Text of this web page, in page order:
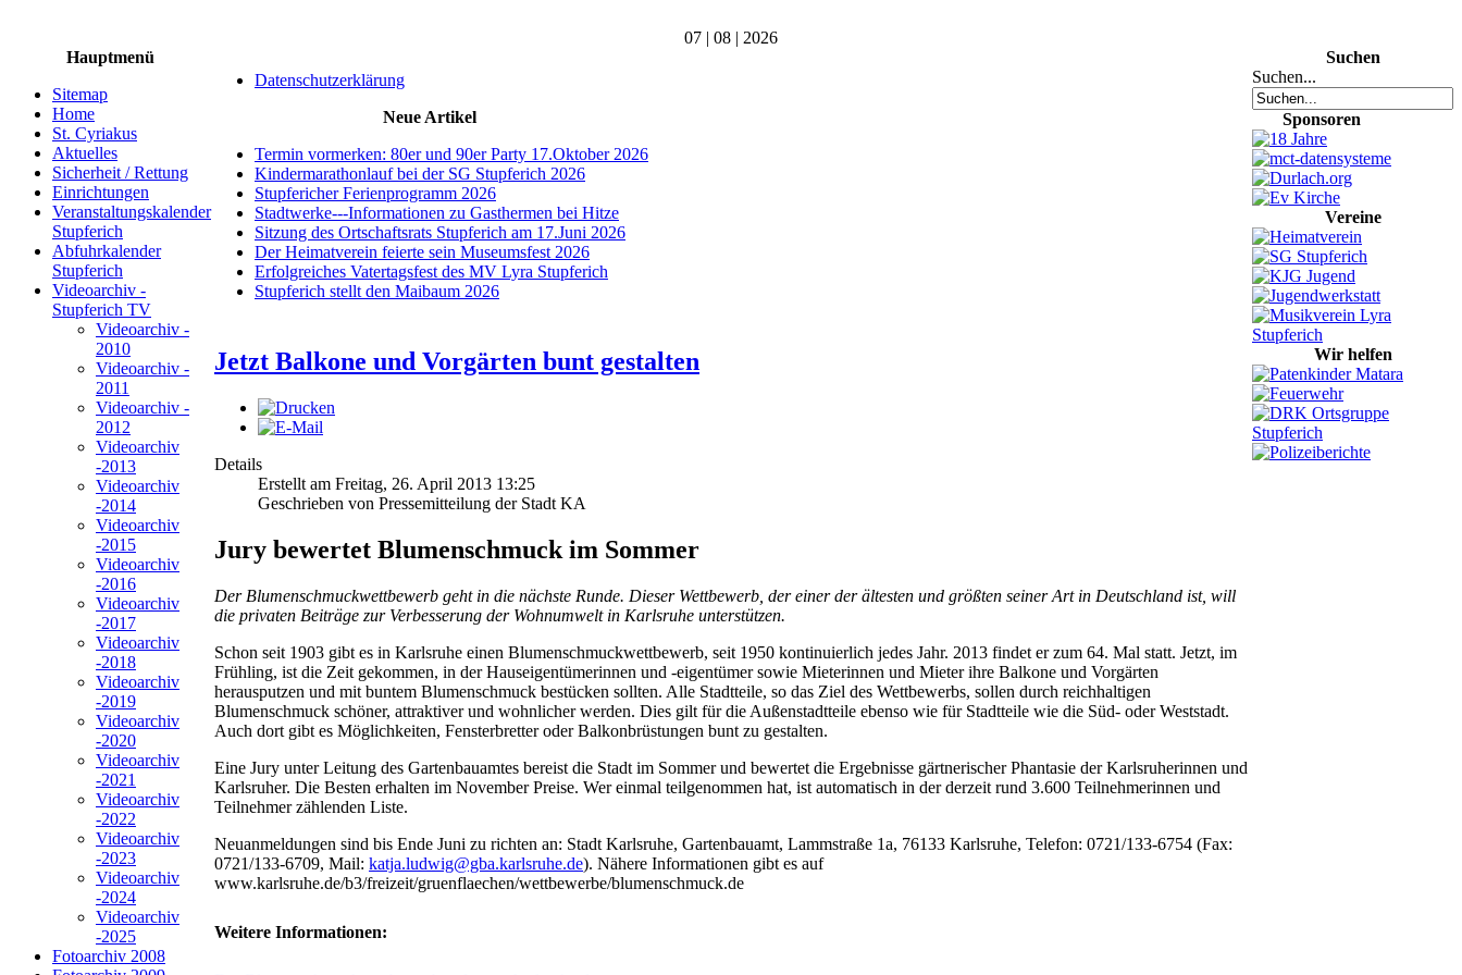
07 | 08 | 2026
Hauptmenü
Sitemap
Home
St. Cyriakus
Aktuelles
Sicherheit / Rettung
Einrichtungen
Veranstaltungskalender
Stupferich
Abfuhrkalender
Stupferich
Videoarchiv -
Stupferich TV
Videoarchiv -
2010
Videoarchiv -
2011
Videoarchiv -
2012
Videoarchiv
-2013
Videoarchiv
-2014
Videoarchiv
-2015
Videoarchiv
-2016
Videoarchiv
-2017
Videoarchiv
-2018
Videoarchiv
-2019
Videoarchiv
-2020
Videoarchiv
-2021
Videoarchiv
-2022
Videoarchiv
-2023
Videoarchiv
-2024
Videoarchiv
-2025
Fotoarchiv 2008
Datenschutzerklärung
Neue Artikel
Termin vormerken: 80er und 90er Party 17.Oktober 2026
Kindermarathonlauf bei der SG Stupferich 2026
Stupfericher Ferienprogramm 2026
Stadtwerke---Informationen zu Gasthermen bei Hitze
Sitzung des Ortschaftsrats Stupferich am 17.Juni 2026
Der Heimatverein feierte sein Museumsfest 2026
Erfolgreiches Vatertagsfest des MV Lyra Stupferich
Stupferich stellt den Maibaum 2026
Jetzt Balkone und Vorgärten bunt gestalten
Details
Erstellt am Freitag, 26. April 2013 13:25
Geschrieben von Pressemitteilung der Stadt KA
Jury bewertet Blumenschmuck im Sommer
Der Blumenschmuckwettbewerb geht in die nächste Runde. Dieser Wettbewerb, der einer der ältesten und größten seiner Art in Deutschland ist, will
die privaten Beiträge zur Verbesserung der Wohnumwelt in Karlsruhe unterstützen.
Schon seit 1903 gibt es in Karlsruhe einen Blumenschmuckwettbewerb, seit 1950 kontinuierlich jedes Jahr. 2013 findet er zum 64. Mal statt. Jetzt, im
Frühling, ist die Zeit gekommen, in der Hauseigentümerinnen und -eigentümer sowie Mieterinnen und Mieter ihre Balkone und Vorgärten
herausputzen und mit buntem Blumenschmuck bestücken sollten. Alle Stadtteile, so das Ziel des Wettbewerbs, sollen durch reichhaltigen
Blumenschmuck schöner, attraktiver und wohnlicher werden. Dies gilt für die Außenstadtteile ebenso wie für Stadtteile wie die Süd- oder Weststadt.
Auch dort gibt es Möglichkeiten, Fensterbretter oder Balkonbrüstungen bunt zu gestalten.
Eine Jury unter Leitung des Gartenbauamtes bereist die Stadt im Sommer und bewertet die Ergebnisse gärtnerischer Phantasie der Karlsruherinnen und
Karlsruher. Die Besten erhalten im November Preise. Wer einmal teilgenommen hat, ist automatisch in der derzeit rund 3.600 Teilnehmerinnen und
Teilnehmer zählenden Liste.
Neuanmeldungen sind bis Ende Juni zu richten an: Stadt Karlsruhe, Gartenbauamt, Lammstraße 1a, 76133 Karlsruhe, Telefon: 0721/133-6754 (Fax:
0721/133-6709, Mail: katja.ludwig@gba.karlsruhe.de). Nähere Informationen gibt es auf
www.karlsruhe.de/b3/freizeit/gruenflaechen/wettbewerbe/blumenschmuck.de
Weitere Informationen:
Suchen
Suchen...
Sponsoren
Vereine
Wir helfen